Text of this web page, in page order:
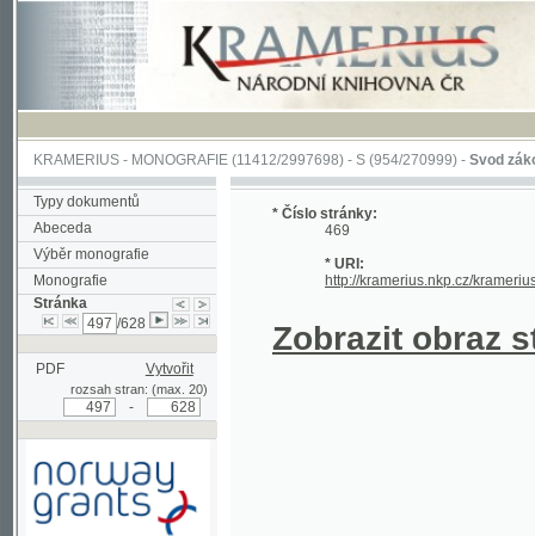
KRAMERIUS-MONOGRAFIE(11412/2997698) -S (954/270999)-Svod zákonův
Typy dokumentů
Abeceda
Výběr monografie
Monografie
Stránka
/628
PDF Vytvořit
rozsah stran: (max. 20)
Podpořeno grantem z Norska
prostřednictvím Norského
* Číslo stránky:
469
* URI:
http://kramerius.nkp.cz/kramerius/